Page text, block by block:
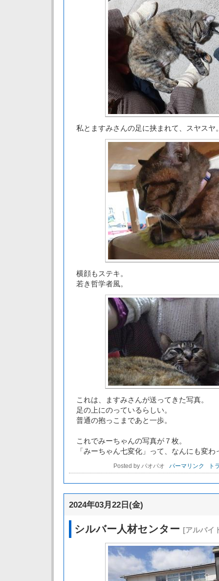
私とますみさんの足に挟まれて、スヤスヤ
横顔もステキ。
若き哲学者風。
これは、ますみさんが送ってきた写真。
足の上にのっているらしい。
普通の抱っこまであと一歩。
これでみーちゃんの写真が７枚。
「みーちゃん七変化」って、なんにも変わ
Posted by パオパオ パーマリンク ト
2024年03月22日(金)
シルバー人材センター [アルバイ